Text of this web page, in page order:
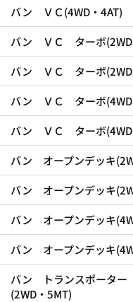
バン ＶＣ(4WD・4AT)
バン ＶＣ ターボ(2WD
バン ＶＣ ターボ(2WD
バン ＶＣ ターボ(4WD
バン ＶＣ ターボ(4WD
バン オープンデッキ
バン オープンデッキ
バン オープンデッキ
バン オープンデッキ
バン トランスポーター
(2WD・5MT)